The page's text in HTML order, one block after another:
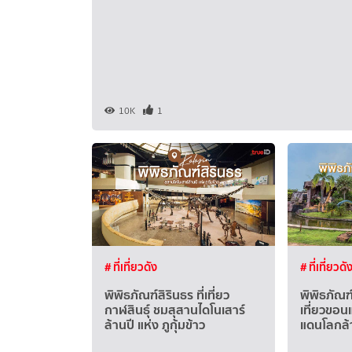
10K 1
# ที่เที่ยวดัง
พิพิธภัณฑ์สิรินธร ที่เที่ยว
กาฬสินธุ์ ชมสุสานไดโนเสาร์
ล้านปี แห่ง ภูกุ้มข้าว
# ที่เที่ยวดัง
พิพิธภัณฑ์
เที่ยวขอ
แดนโลก